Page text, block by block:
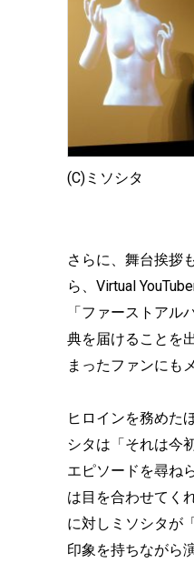
(C)ミソシタ
さらに、舞台挨拶
ら、Virtual
「ファーストア
典を届けることを
まったファンにも
ヒロインを務めた
シタは「それは今
エピソードを尋ね
は目を合わせてく
に対しミソシタが
印象を持ちながら